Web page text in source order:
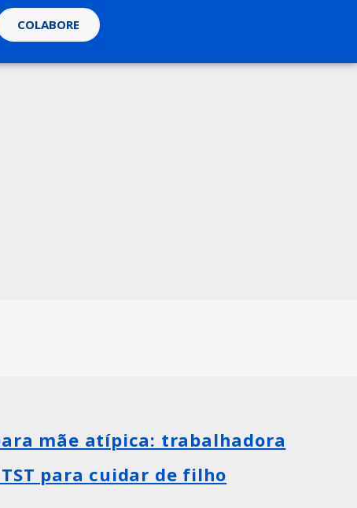
COLABORE
mãe atípica: trabalhadora
para cuidar de filho